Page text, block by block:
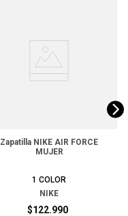
Zapatilla NIKE AIR FORCE
MUJER
1 COLOR
NIKE
$122.990